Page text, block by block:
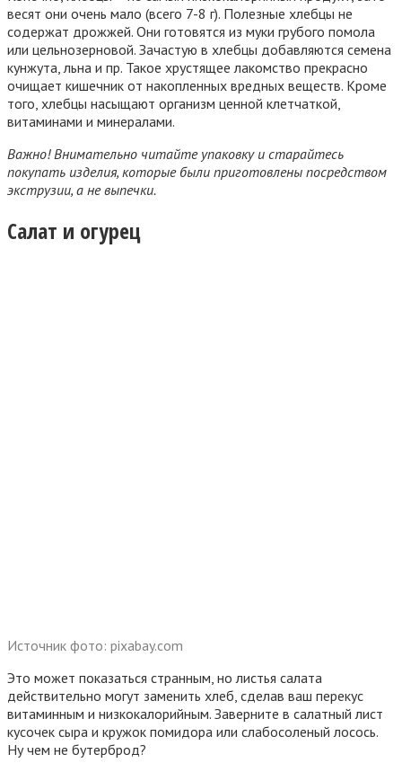
весят они очень мало (всего 7-8 г). Полезные хлебцы не
содержат дрожжей. Они готовятся из муки грубого помола
или цельнозерновой. Зачастую в хлебцы добавляются семена
кунжута, льна и пр. Такое хрустящее лакомство прекрасно
очищает кишечник от накопленных вредных веществ. Кроме
того, хлебцы насыщают организм ценной клетчаткой,
витаминами и минералами.
Важно! Внимательно читайте упаковку и старайтесь
покупать изделия, которые были приготовлены посредством
экструзии, а не выпечки.
Салат и огурец
Источник фото: pixabay.com
Это может показаться странным, но листья салата
действительно могут заменить хлеб, сделав ваш перекус
витаминным и низкокалорийным. Заверните в салатный лист
кусочек сыра и кружок помидора или слабосоленый лосось.
Ну чем не бутерброд?